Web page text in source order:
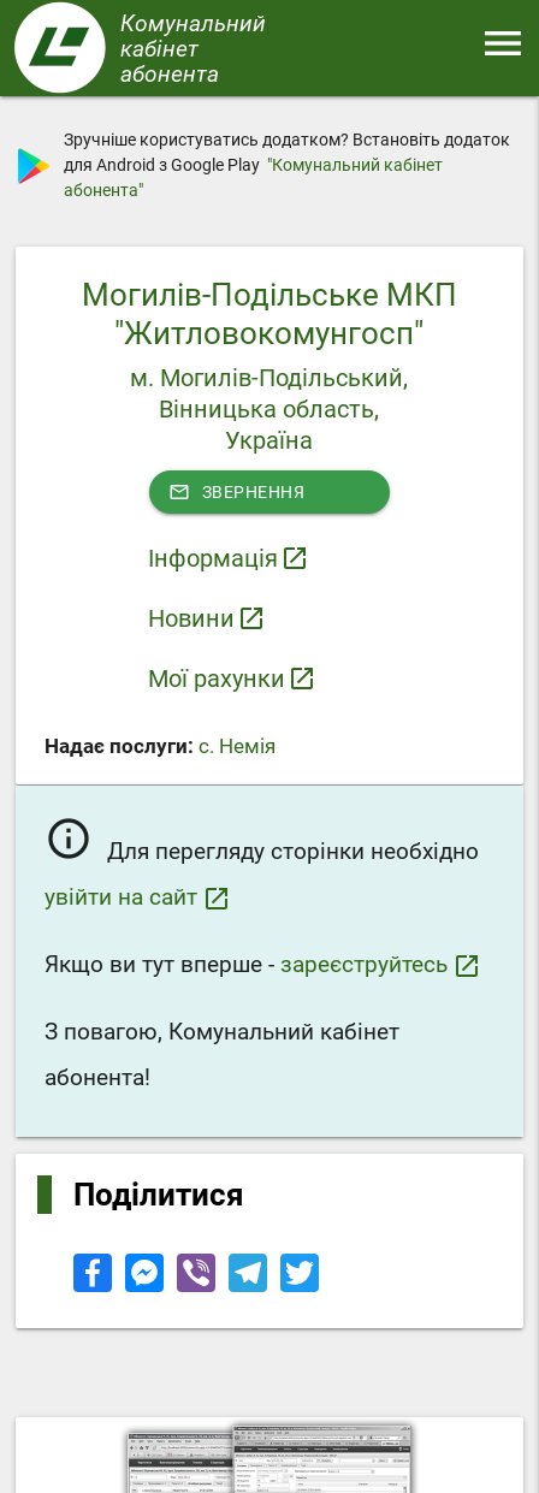
Перейти
до
основного
вмісту
Комунальний
кабінет
абонента
menu
Зручніше користуватись додатком? Встановіть додаток
для Android з Google Play "Комунальний кабінет
абонента"
Могилів-Подільське MКП
"Житловокомунгосп"
м. Могилів-Подільський,
Вінницька область,
Україна
mail_outline ЗВЕРНЕННЯ
Інформація launch
Новини launch
Мої рахунки launch
Надає послуги: с. Немія
info_outline
Для перегляду сторінки необхідно
увійти на сайт launch
Якщо ви тут вперше - зареєструйтесь launch
З повагою, Комунальний кабінет
абонента!
Поділитися